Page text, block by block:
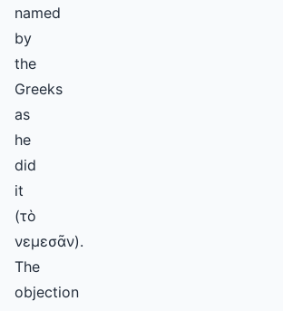
named
by
the
Greeks
as
he
did
it
(τὸ
νεμεσᾶν).
The
objection